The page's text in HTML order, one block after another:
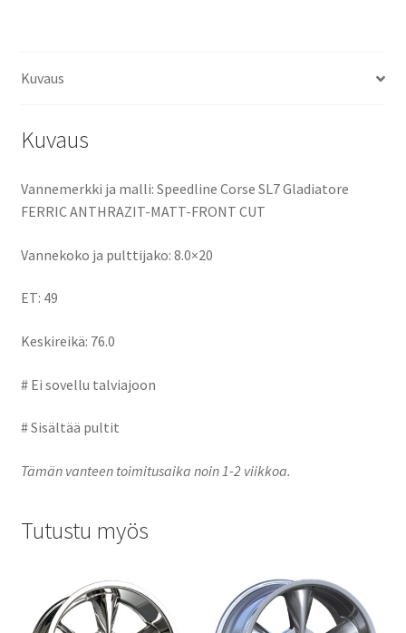
o
Kuvaus
Kuvaus
Vannemerkki ja malli: Speedline Corse SL7 Gladiatore
FERRIC ANTHRAZIT-MATT-FRONT CUT
Vannekoko ja pulttijako: 8.0×20
ET: 49
Keskireikä: 76.0
# Ei sovellu talviajoon
# Sisältää pultit
Tämän vanteen toimitusaika noin 1-2 viikkoa.
Tutustu myös